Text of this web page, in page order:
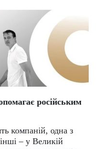
російським
компаній, одна з
– у Великій